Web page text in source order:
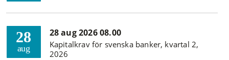
28
aug
28 aug 2026 08.00
Kapitalkrav för svenska banker, kvartal 2,
2026